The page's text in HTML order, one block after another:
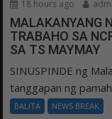
18 hours ago
MALAKANYANG
TRABAHO SA
SA TS MAYMAY
SINUSPINDE ng
tanggapan ng
BALITA NEWS BREAK